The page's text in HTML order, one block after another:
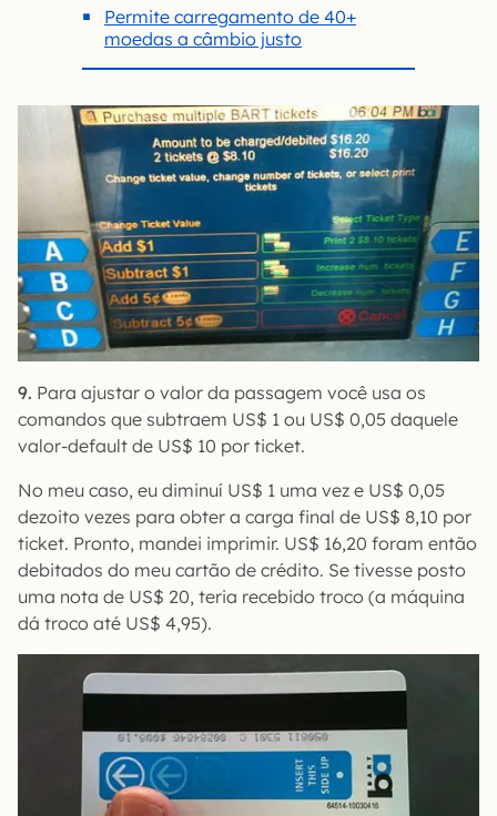
Permite carregamento de 40+
moedas a câmbio justo
9. Para ajustar o valor da passagem você usa os
comandos que subtraem US$ 1 ou US$ 0,05 daquele
valor-default de US$ 10 por ticket.
No meu caso, eu diminuí US$ 1 uma vez e US$ 0,05
dezoito vezes para obter a carga final de US$ 8,10 por
ticket. Pronto, mandei imprimir. US$ 16,20 foram então
debitados do meu cartão de crédito. Se tivesse posto
uma nota de US$ 20, teria recebido troco (a máquina
dá troco até US$ 4,95).